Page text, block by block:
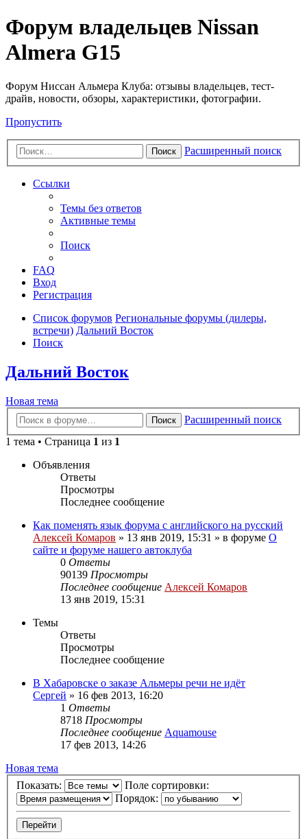
Форум владельцев Nissan
Almera G15
Форум Ниссан Альмера Клуба: отзывы владельцев, тест-
драйв, новости, обзоры, характеристики, фотографии.
Пропустить
Поиск Расширенный поиск
Ссылки
Темы без ответов
Активные темы
Поиск
FAQ
Вход
Регистрация
Список форумов Региональные форумы (дилеры,
встречи) Дальний Восток
Поиск
Дальний Восток
Новая тема
Поиск
Расширенный поиск
1 тема • Страница 1 из 1
Объявления
Ответы
Просмотры
Последнее сообщение
Как поменять язык форума с английского на русский
Алексей Комаров » 13 янв 2019, 15:31 » в форуме О
сайте и форуме нашего автоклуба
0 Ответы
90139 Просмотры
Последнее сообщение Алексей Комаров
13 янв 2019, 15:31
Темы
Ответы
Просмотры
Последнее сообщение
В Хабаровске о заказе Альмеры речи не идёт
Сергей » 16 фев 2013, 16:20
1 Ответы
8718 Просмотры
Последнее сообщение Aquamouse
17 фев 2013, 14:26
Новая тема
Показать:
Поле сортировки:
Порядок: